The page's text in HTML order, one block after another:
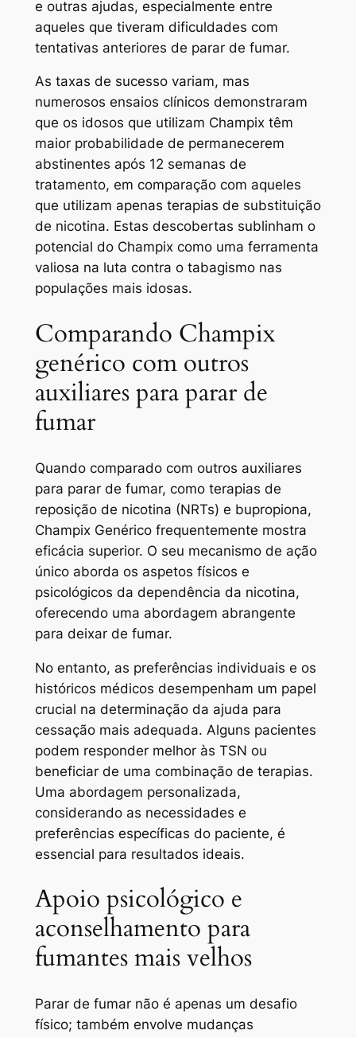
e outras ajudas, especialmente entre
aqueles que tiveram dificuldades com
tentativas anteriores de parar de fumar.
As taxas de sucesso variam, mas
numerosos ensaios clínicos demonstraram
que os idosos que utilizam Champix têm
maior probabilidade de permanecerem
abstinentes após 12 semanas de
tratamento, em comparação com aqueles
que utilizam apenas terapias de substituição
de nicotina. Estas descobertas sublinham o
potencial do Champix como uma ferramenta
valiosa na luta contra o tabagismo nas
populações mais idosas.
Comparando Champix
genérico com outros
auxiliares para parar de
fumar
Quando comparado com outros auxiliares
para parar de fumar, como terapias de
reposição de nicotina (NRTs) e bupropiona,
Champix Genérico frequentemente mostra
eficácia superior. O seu mecanismo de ação
único aborda os aspetos físicos e
psicológicos da dependência da nicotina,
oferecendo uma abordagem abrangente
para deixar de fumar.
No entanto, as preferências individuais e os
históricos médicos desempenham um papel
crucial na determinação da ajuda para
cessação mais adequada. Alguns pacientes
podem responder melhor às TSN ou
beneficiar de uma combinação de terapias.
Uma abordagem personalizada,
considerando as necessidades e
preferências específicas do paciente, é
essencial para resultados ideais.
Apoio psicológico e
aconselhamento para
fumantes mais velhos
Parar de fumar não é apenas um desafio
físico; também envolve mudanças